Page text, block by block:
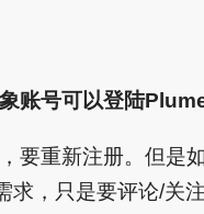
账号可以登陆
要重新注册。但是
求，只是要评论/关